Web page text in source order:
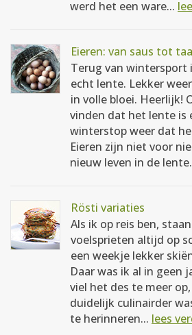
werd het een ware...
Eieren: van saus tot
Terug van wintersport
echt lente. Lekker
in volle bloei. Heerlijk!
vinden dat het lente is
winterstop weer dat
Eieren zijn niet voor
nieuw leven in de
Rösti variaties
Als ik op reis ben,
voelsprieten altijd op
een weekje lekker
Daar was ik al in geen
viel het des te meer
duidelijk culinairder
te herinneren... lees